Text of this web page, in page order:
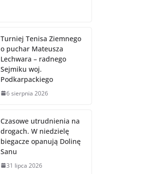
Turniej Tenisa Ziemnego
o puchar Mateusza
Lechwara – radnego
Sejmiku woj.
Podkarpackiego
6 sierpnia 2026
Czasowe utrudnienia na
drogach. W niedzielę
biegacze opanują Dolinę
Sanu
31 lipca 2026